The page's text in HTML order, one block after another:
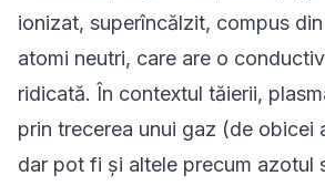
ionizat, superîncălzit, compus
atomi neutri, care are o
ridicată. În contextul tăierii,
prin trecerea unui gaz (de obicei
dar pot fi și altele precum azotul